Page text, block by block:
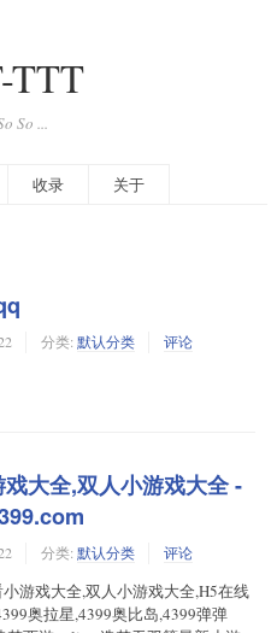
TTT
So ...
收录 关于
分类: 默认分类 评论
大全,双人小游戏大全 -
分类: 默认分类 评论
游戏大全,双人小游戏大全,H5在线
奥拉星,4399奥比岛,4399弹弹